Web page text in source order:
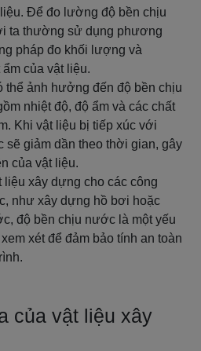
Để đo lường độ bền chịu
ta thường sử dụng phương
pháp đo khối lượng và
của vật liệu.
thể ảnh hưởng đến độ bền chịu
nhiệt độ, độ ẩm và các chất
Khi vật liệu bị tiếp xúc với
giảm dần theo thời gian, gây
của vật liệu.
liệu xây dựng cho các công
như xây dựng hồ bơi hoặc
độ bền chịu nước là một yếu
xét để đảm bảo tính an toàn
của vật liệu xây